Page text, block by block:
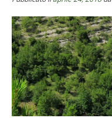
Partner
Contatti
Italiano
German
English
ecohotel
rassegna stampa